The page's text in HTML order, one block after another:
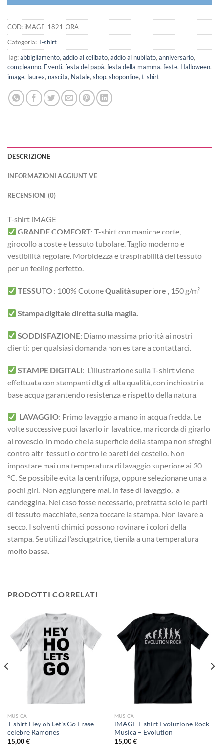
COD: iMAGE-1821-ORA
Categoria:T-shirt
Tag:abbigliamento, addio al celibato, addio al nubilato, anniversario,
compleanno, Eventi, festa del papà, festa della mamma, feste, Halloween,
image, laurea, nascita, Natale, shop, shoponline, t-shirt
DESCRIZIONE
INFORMAZIONI AGGIUNTIVE
RECENSIONI (0)
T-shirt iMAGE
GRANDE COMFORT:T-shirt con maniche corte,
girocollo a coste e tessuto tubolare. Taglio moderno e
vestibilità regolare. Morbidezza e traspirabilità del tessuto
per un feeling perfetto.
TESSUTO : 100% CotoneQualità superiore , 150 g/m²
Stampa digitale diretta sulla maglia.
SODDISFAZIONE: Diamo massima priorità ai nostri
clienti: per qualsiasi domanda non esitare a contattarci.
STAMPE DIGITALI: L’illustrazione sulla T-shirt viene
effettuata con stampanti dtg di alta qualità, con inchiostri a
base acqua garantendo resistenza e rispetto della natura.
LAVAGGIO: Primo lavaggio a mano in acqua fredda. Le
volte successive puoi lavarlo in lavatrice, ma ricorda di girarlo
al rovescio, in modo che la superficie della stampa non sfreghi
contro altri tessuti o contro le pareti del cestello. Non
impostare mai una temperatura di lavaggio superiore ai 30
°C. Se possibile evita la centrifuga, oppure selezionane una a
pochi giri. Non aggiungere mai, in fase di lavaggio, la
candeggina. Nel caso fosse necessario, pretratta solo le parti
di tessuto macchiate, senza toccare la stampa. Non lavare a
secco. I solventi chimici possono rovinare i colori della
stampa. Se utilizzi l’asciugatrice, tienila a una temperatura
molto bassa.
PRODOTTI CORRELATI
MUSICA
T-shirt Hey oh Let’s Go Frase
celebre Ramones
15,00€
MUSICA
iMAGE T-shirt Evoluzione Rock
Musica – Evolution
15,00€